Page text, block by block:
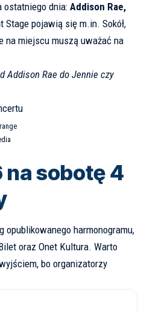
dnia: Addison Rae,
Stage pojawią się m.in. Sokół,
na miejscu muszą uważać na
Addison Rae do Jennie czy
na sobotę 4
opublikowanego harmonogramu,
oraz Onet Kultura. Warto
bo organizatorzy